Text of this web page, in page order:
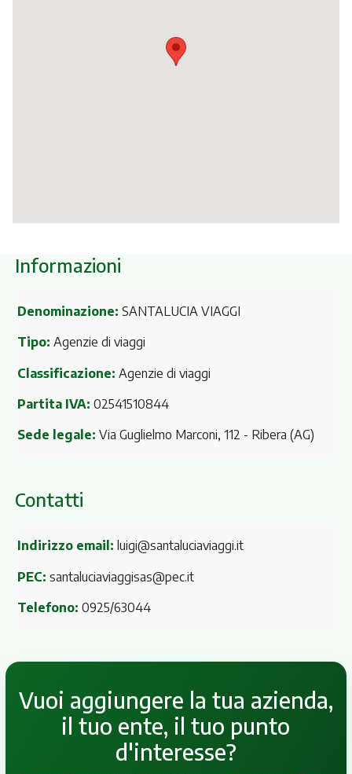
Informazioni
Denominazione: SANTALUCIA VIAGGI
Tipo: Agenzie di viaggi
Classificazione: Agenzie di viaggi
Partita IVA: 02541510844
Sede legale: Via Guglielmo Marconi, 112 - Ribera (AG)
Contatti
Indirizzo email: luigi@santaluciaviaggi.it
PEC: santaluciaviaggisas@pec.it
Telefono: 0925/63044
Vuoi aggiungere la tua azienda,
il tuo ente, il tuo punto
d'interesse?